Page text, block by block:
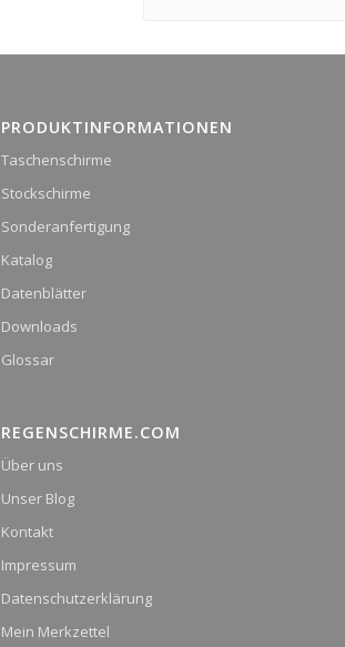
PRODUKTINFORMATIONEN
Taschenschirme
Stockschirme
Sonderanfertigung
Katalog
Datenblätter
Downloads
Glossar
REGENSCHIRME.COM
Über uns
Unser Blog
Kontakt
Impressum
Datenschutzerklärung
Mein Merkzettel